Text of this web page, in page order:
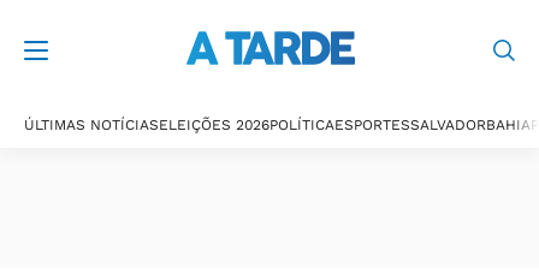
ÚLTIMAS NOTÍCIASELEIÇÕES 2026POLÍTICAESPORTESSALVADORBAHIA